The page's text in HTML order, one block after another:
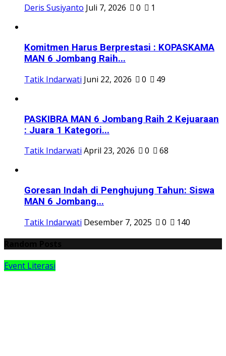
Deris Susiyanto Juli 7, 2026 0 1
Komitmen Harus Berprestasi : KOPASKAMA
MAN 6 Jombang Raih...
Tatik Indarwati Juni 22, 2026 0 49
PASKIBRA MAN 6 Jombang Raih 2 Kejuaraan
: Juara 1 Kategori...
Tatik Indarwati April 23, 2026 0 68
Goresan Indah di Penghujung Tahun: Siswa
MAN 6 Jombang...
Tatik Indarwati Desember 7, 2025 0
140
Event Literasi